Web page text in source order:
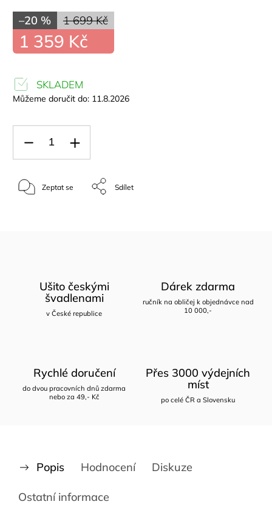
1 699 Kč
–20 %
1 359 Kč
SKLADEM
Můžeme doručit do: 11.8.2026
Zeptat se Sdílet
Ušito českými
švadlenami
v České republice
Dárek zdarma
ručník na obličej k objednávce nad
10 000,-
Rychlé doručení
do dvou pracovních dnů zdarma
nebo za 49,- Kč
Přes 3000 výdejních
míst
po celé ČR a Slovensku
Popis Hodnocení Diskuze
Ostatní informace